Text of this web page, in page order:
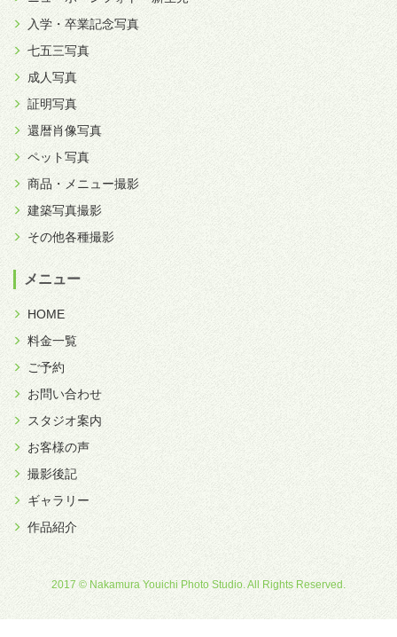
入学・卒業記念写真
七五三写真
成人写真
証明写真
還暦肖像写真
ペット写真
商品・メニュー撮影
建築写真撮影
その他各種撮影
メニュー
HOME
料金一覧
ご予約
お問い合わせ
スタジオ案内
お客様の声
撮影後記
ギャラリー
作品紹介
2017 © Nakamura Youichi Photo Studio. All Rights Reserved.